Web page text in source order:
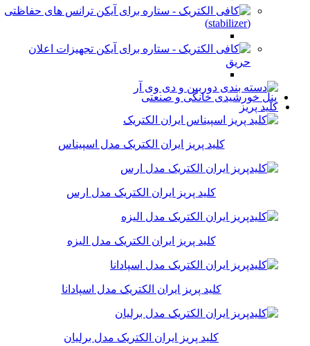
ترانس های حفاظتی
(stabilizer)
تجهیزات اعلان
حریق
پنل خورشیدی خانگی و صنعتی
کلید پریز
کلید پریز ایران الکتریک مدل اسپیناس
کلید پریز ایران الکتریک مدل ارس
کلید پریز ایران الکتریک مدل الیزه
کلید پریز ایران الکتریک مدل اسپادانا
کلید پریز ایران الکتریک مدل برلیان